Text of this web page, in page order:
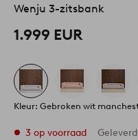
Wenju 3-zitsbank
1.999 EUR
Kleur: Gebroken wit
3 op voorraad